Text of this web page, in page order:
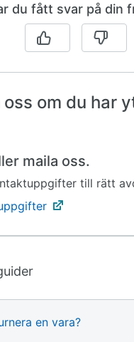
du fått svar på din
oss om du har
maila oss.
till rätt
en vara?